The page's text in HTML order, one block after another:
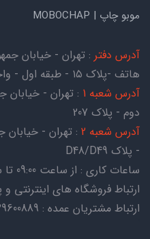
موبو چاپ | MOBOCHAP
آدرس دفتر : تهران - خیابان
هاتف -پلاک ۱۵ - طبقه اول - واحد ۱
آدرس شعبه 1
: تهران - خیابان
دوم - پلاک 207
آدرس شعبه 2
: تهران -
- پلاک D48/D49
ساعات کاری : از ساعت 09:00 تا ساعت 18:00
ارتباط فروشگاه های اینترنتی و
ارتباط مشتریان عمده : 09029600889